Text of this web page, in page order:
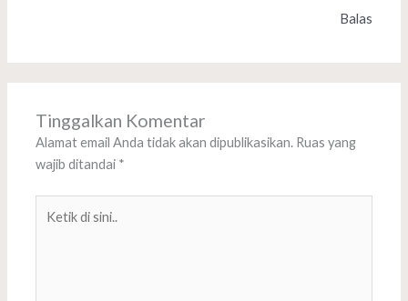
Balas
Tinggalkan Komentar
Alamat email Anda tidak akan dipublikasikan. Ruas yang
wajib ditandai *